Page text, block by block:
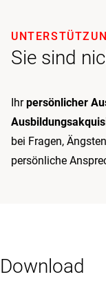
Sie sind
Ihrpersönlicher
bei Fragen,
persönliche
Download